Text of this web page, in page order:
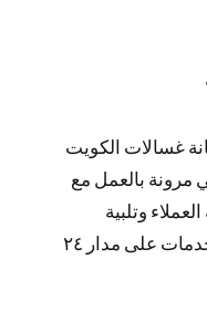
غسالات الكويت
مرونة بالعمل مع
وتلبية
احتياجاتهم ومتابعتهم بسرعة عالية خدمات على مدار ٢٤